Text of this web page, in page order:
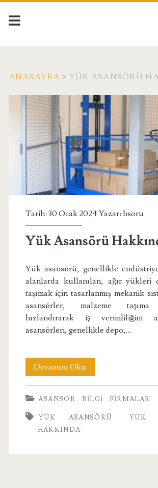
ANASAYFA > YÜK ASANSÖRÜ
Etiket:
<span>Yük
Asansörü
Hakkında</
Tarih: 30 Ocak 2024 Yazar: bsoru
Yük Asansörü
Yük asansörü, genellikle
alanlarda kullanılan, ağır yükleri
taşımak için tasarlanmış mekanik
asansörler, malzeme taşıma
hızlandırarak iş verimliliğini
asansörleri, genellikle depo,…
Devamını OkuYük
Asansörü
Hakkında
ASANSÖR BILGI FIRMALAR
YÜK ASANSÖRÜ
YÜK
HAKKINDA